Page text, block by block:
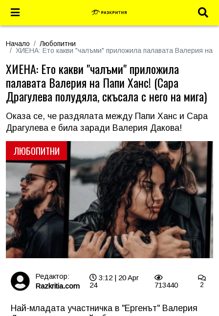
Начало
Любопитни
ХИЕНА: Ето какви "чалъми" приложила палавата Валерия на
ЛЮБОПИТНИ
ХИЕНА: Ето какви "чалъми" приложила
палавата Валерия на Папи Ханс! (Сара
Драгулева полудяла, скъсала с него на мига)
Оказа се, че раздялата между Папи Ханс и Сара
Драгулева е била заради Валерия Дакова!
Редактор:
Razkritia.com
3:12 | 20 Apr
24
713440 2
Най-младата участничка в "Ергенът" Валерия